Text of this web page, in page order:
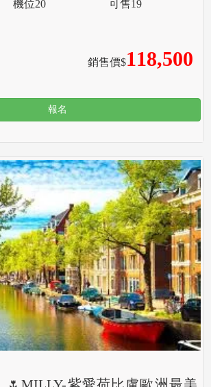
銷售價$118,500
機位20 可售19
報名